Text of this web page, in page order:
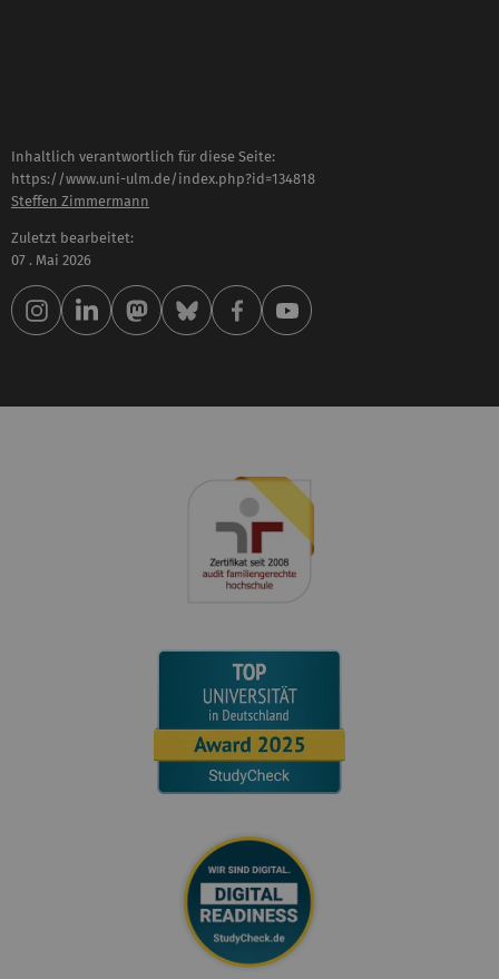
Inhaltlich verantwortlich für diese Seite:
https://www.uni-ulm.de/index.php?id=134818
Steffen Zimmermann
Zuletzt bearbeitet:
07 . Mai 2026